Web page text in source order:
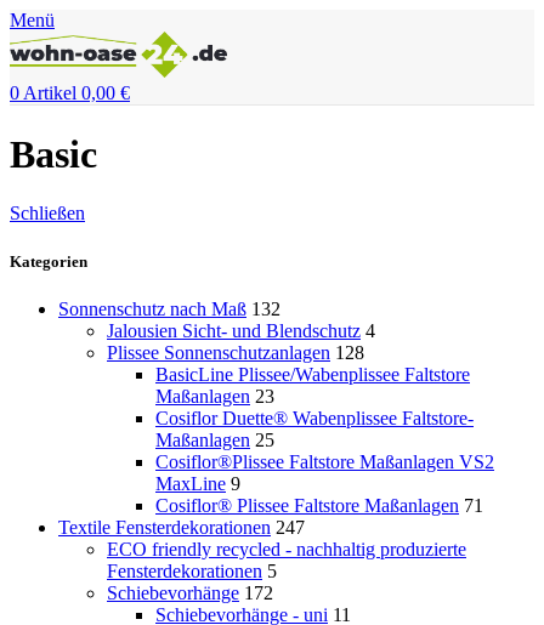
Menü
0Artikel 0,00 €
Basic
Schließen
Kategorien
Sonnenschutz nach Maß 132
Jalousien Sicht- und Blendschutz 4
Plissee Sonnenschutzanlagen 128
BasicLine Plissee/Wabenplissee Faltstore
Maßanlagen 23
Cosiflor Duette® Wabenplissee Faltstore-
Maßanlagen 25
Cosiflor®Plissee Faltstore Maßanlagen VS2
MaxLine 9
Cosiflor® Plissee Faltstore Maßanlagen 71
Textile Fensterdekorationen 247
ECO friendly recycled - nachhaltig produzierte
Fensterdekorationen 5
Schiebevorhänge 172
Schiebevorhänge - uni 11